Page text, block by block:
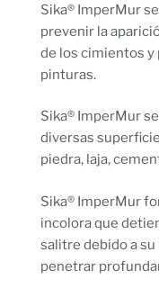
Sika® ImperMur
prevenir la
de los cimientos
pinturas.
Sika® ImperMur
diversas
piedra, laja,
Sika® ImperMur
incolora que
salitre debido a
penetrar